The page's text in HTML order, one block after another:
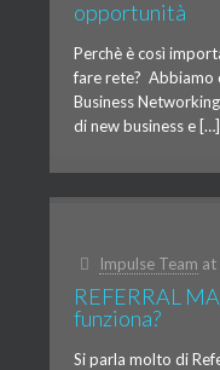
opportunità
Perchè è così
fare rete? Abbiamo
Business
di new business e […]
Impulse Team at
REFERRAL
funziona?
Si parla molto di